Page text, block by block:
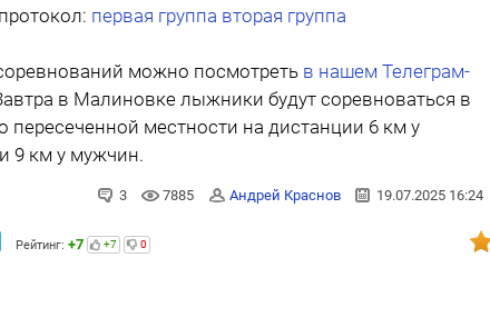
первая группа вторая группа
можно посмотреть в нашем Телеграм-
в Малиновке лыжники будут соревноваться в
пересеченной местности на дистанции 6 км у
9 км у мужчин.
3 7885 Андрей Краснов 19.07.2025 16:24
Рейтинг: +7 +7 0